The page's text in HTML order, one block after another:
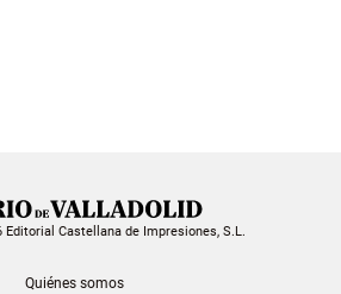
Editorial Castellana de Impresiones, S.L.
Quiénes somos